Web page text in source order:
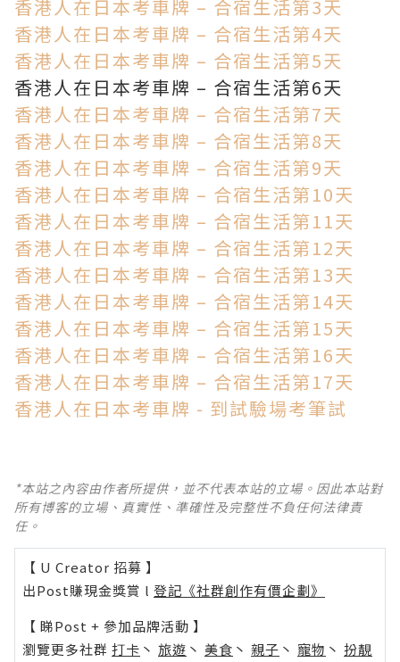
香港人在日本考車牌 – 合宿生活第3天
香港人在日本考車牌 – 合宿生活第4天
香港人在日本考車牌 – 合宿生活第5天
香港人在日本考車牌 – 合宿生活第6天
香港人在日本考車牌 – 合宿生活第7天
香港人在日本考車牌 – 合宿生活第8天
香港人在日本考車牌 – 合宿生活第9天
香港人在日本考車牌 – 合宿生活第10天
香港人在日本考車牌 – 合宿生活第11天
香港人在日本考車牌 – 合宿生活第12天
香港人在日本考車牌 – 合宿生活第13天
香港人在日本考車牌 – 合宿生活第14天
香港人在日本考車牌 – 合宿生活第15天
香港人在日本考車牌 – 合宿生活第16天
香港人在日本考車牌 – 合宿生活第17天
香港人在日本考車牌 - 到試驗場考筆試
*本站之內容由作者所提供，並不代表本站的立場。因此本站對
所有博客的立場、真實性、準確性及完整性不負任何法律責
任。
【 U Creator 招募 】
出Post賺現金獎賞 l 登記《社群創作有價企劃》
【 睇Post + 參加品牌活動 】
瀏覽更多社群 打卡 丶 旅遊 丶 美食 丶 親子 丶 寵物 丶 扮靚